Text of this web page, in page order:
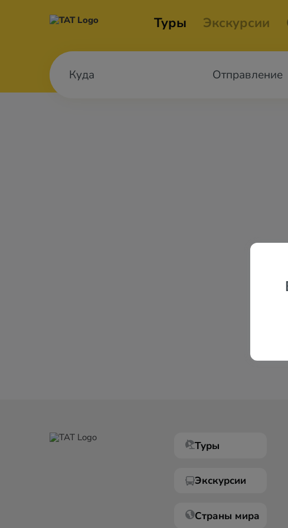
Туры Экскурсии
Отправление
Туры
Экскурсии
Страны мира